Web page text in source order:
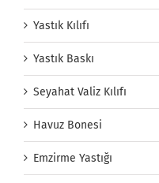
Yastık Kılıfı
Yastık Baskı
Seyahat Valiz Kılıfı
Havuz Bonesi
Emzirme Yastığı